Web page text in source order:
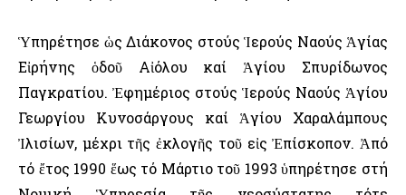
Ὑπηρέτησε ὡς Διάκονος στούς Ἱερούς Ναούς Ἁγίας
Εἰρήνης ὁδοῦ Αἰόλου καί Ἁγίου Σπυρίδωνος
Παγκρατίου. Ἐφημέριος στούς Ἱερούς Ναούς Ἁγίου
Γεωργίου Κυνοσάργους καί Ἁγίου Χαραλάμπους
Ἰλισίων, μέχρι τῆς ἐκλογῆς τοῦ εἰς Ἐπίσκοπον. Ἀπό
τό ἔτος 1990 ἕως τό Μάρτιο τοῦ 1993 ὑπηρέτησε στή